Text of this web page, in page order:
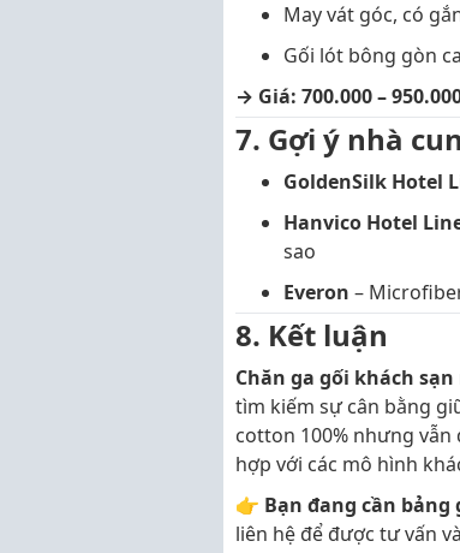
May vát góc, có
Gối lót bông gòn
→ Giá: 700.000 –
7. Gợi ý nhà
GoldenSilk Hotel
Hanvico Hotel
sao
Everon –
8. Kết luận
Chăn ga gối khách
tìm kiếm sự cân bằng
cotton 100% nhưng
hợp với các mô hình
👉 Bạn đang cần
liên hệ để được tư vấn